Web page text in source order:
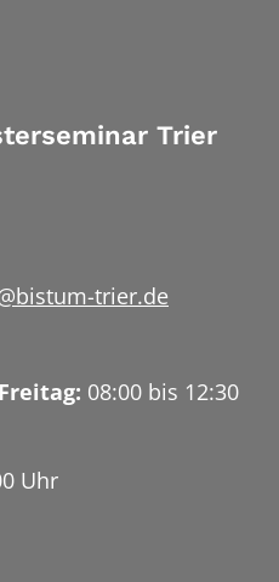
Trier
trier.de
08:00 bis 12:30
Uhr